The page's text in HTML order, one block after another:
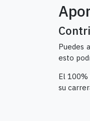
Puedes
esto
El
su